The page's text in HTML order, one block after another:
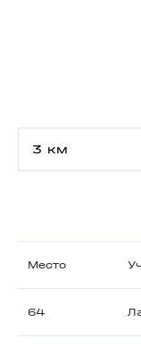
Место
64